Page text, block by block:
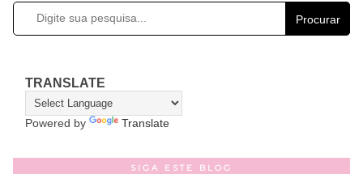
Procurar
TRANSLATE
Powered by Translate
SIGA ESTE BLOG